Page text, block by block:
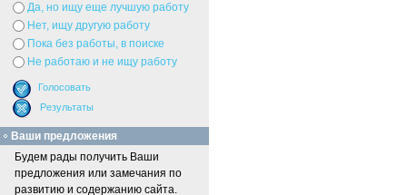
Да, но ищу еще лучшую работу
Нет, ищу другую работу
Пока без работы, в поиске
Не работаю и не ищу работу
Ваши предложения
Будем рады получить Ваши
предложения или замечания по
развитию и содержанию сайта.